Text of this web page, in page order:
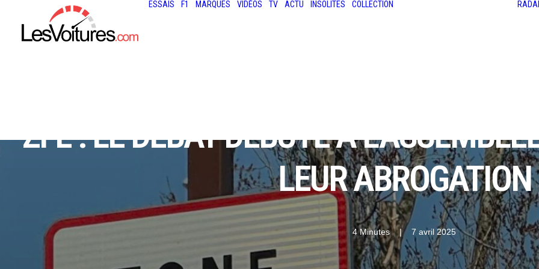
ESSAIS F1 MARQUES VIDÉOS TV ACTU INSOLITES COLLECTION
ZFE : LE DÉBAT DÉBUTE À
LEUR ABROGATION
4 Minutes | 7 avril 2025